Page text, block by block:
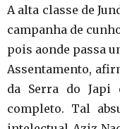
A alta classe de
campanha de
pois aonde passa
Assentamento,
da Serra do
completo. Tal